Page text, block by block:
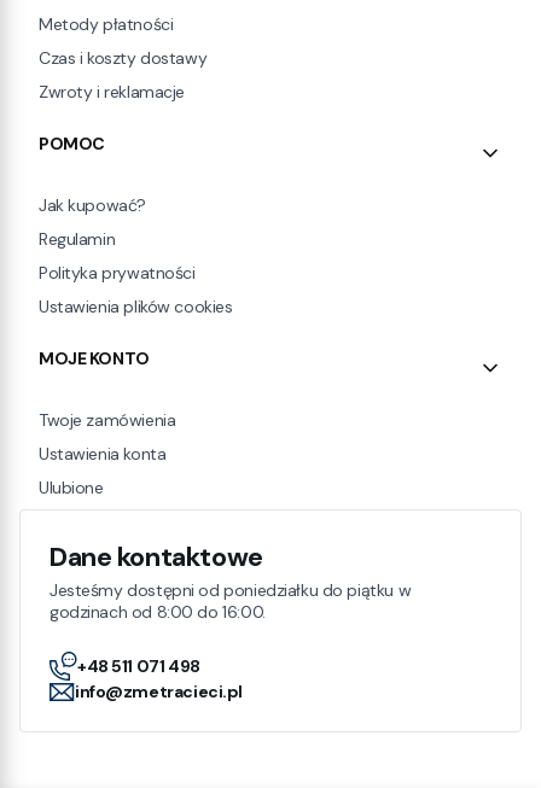
Dane kontaktowe
Jesteśmy dostępni od poniedziałku do piątku w
godzinach od 8:00 do 16:00.
+48 511 071 498
info@zmetracieci.pl
Metody płatności
Czas i koszty dostawy
Zwroty i reklamacje
POMOC
Jak kupować?
Regulamin
Polityka prywatności
Ustawienia plików cookies
MOJE KONTO
Twoje zamówienia
Ustawienia konta
Ulubione